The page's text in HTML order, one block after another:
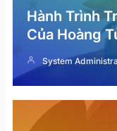
Hành Trình
Của Hoàng
System